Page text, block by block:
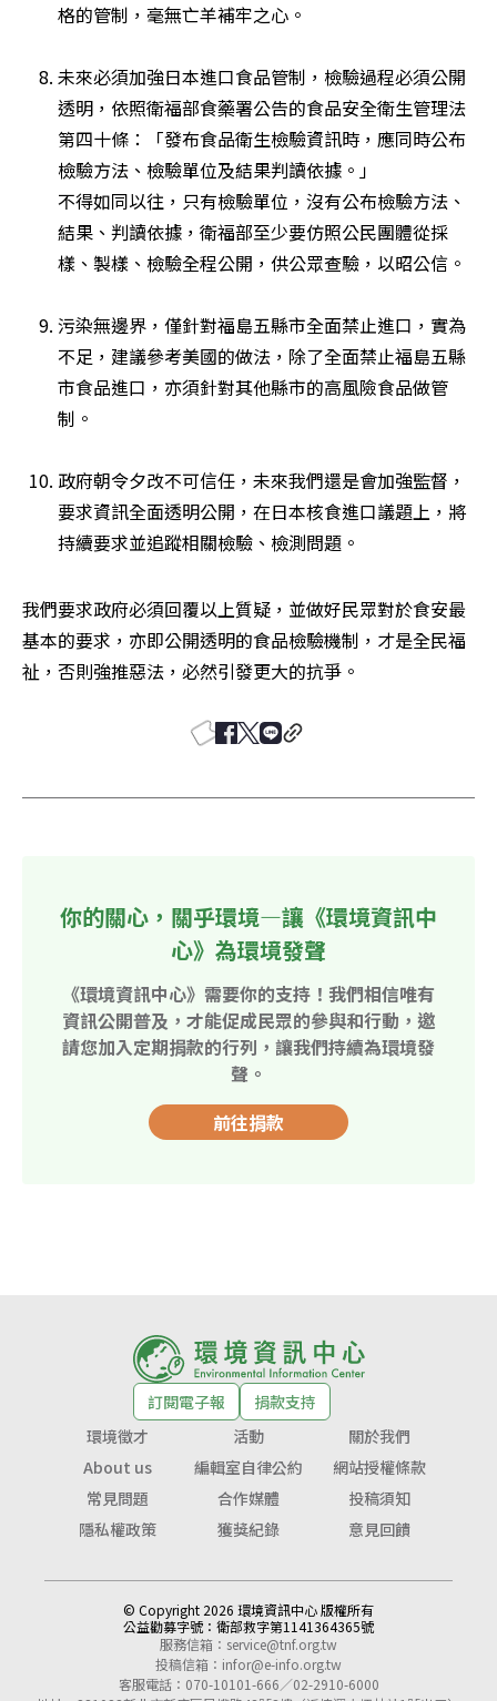
格的管制，毫無亡羊補牢之心。
未來必須加強日本進口食品管制，檢驗過程必須公開
透明，依照衛福部食藥署公告的食品安全衛生管理法
第四十條：「發布食品衛生檢驗資訊時，應同時公布
檢驗方法、檢驗單位及結果判讀依據。」
不得如同以往，只有檢驗單位，沒有公布檢驗方法、
結果、判讀依據，衛福部至少要仿照公民團體從採
樣、製樣、檢驗全程公開，供公眾查驗，以昭公信。
污染無邊界，僅針對福島五縣市全面禁止進口，實為
不足，建議參考美國的做法，除了全面禁止福島五縣
市食品進口，亦須針對其他縣市的高風險食品做管
制。
政府朝令夕改不可信任，未來我們還是會加強監督，
要求資訊全面透明公開，在日本核食進口議題上，將
持續要求並追蹤相關檢驗、檢測問題。
我們要求政府必須回覆以上質疑，並做好民眾對於食安最
基本的要求，亦即公開透明的食品檢驗機制，才是全民福
祉，否則強推惡法，必然引發更大的抗爭。
你的關心，關乎環境—讓《環境資訊中
心》為環境發聲
《環境資訊中心》需要你的支持！我們相信唯有
資訊公開普及，才能促成民眾的參與和行動，邀
請您加入定期捐款的行列，讓我們持續為環境發
聲。
前往捐款
訂閱電子報
捐款支持
環境徵才
活動
關於我們
About us
編輯室自律公約
網站授權條款
常見問題
合作媒體
投稿須知
隱私權政策
獲獎紀錄 意見回饋
© Copyright 2026 環境資訊中心 版權所有
公益勸募字號： 衛部救字第1141364365號
服務信箱： service@tnf.org.tw
投稿信箱： infor@e-info.org.tw
客服電話：070-10101-666／02-2910-6000